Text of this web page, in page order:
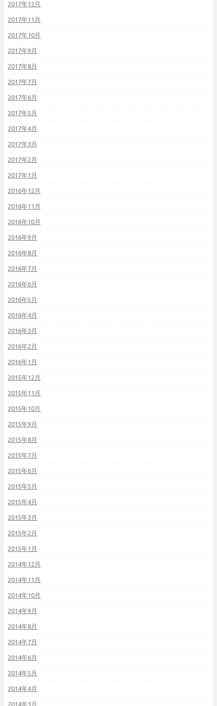
2017年12月
2017年11月
2017年10月
2017年9月
2017年8月
2017年7月
2017年6月
2017年5月
2017年4月
2017年3月
2017年2月
2017年1月
2016年12月
2016年11月
2016年10月
2016年9月
2016年8月
2016年7月
2016年6月
2016年5月
2016年4月
2016年3月
2016年2月
2016年1月
2015年12月
2015年11月
2015年10月
2015年9月
2015年8月
2015年7月
2015年6月
2015年5月
2015年4月
2015年3月
2015年2月
2015年1月
2014年12月
2014年11月
2014年10月
2014年9月
2014年8月
2014年7月
2014年6月
2014年5月
2014年4月
2014年3月